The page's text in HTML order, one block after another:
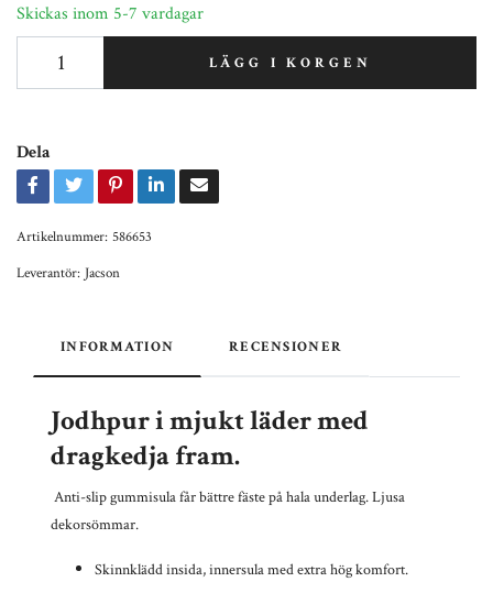
Skickas inom 5-7 vardagar
LÄGG I KORGEN
Dela
Artikelnummer: 586653
Leverantör: Jacson
INFORMATION RECENSIONER
Jodhpur i mjukt läder med
dragkedja fram.
Anti-slip gummisula får bättre fäste på hala underlag. Ljusa
dekorsömmar.
Skinnklädd insida, innersula med extra hög komfort.